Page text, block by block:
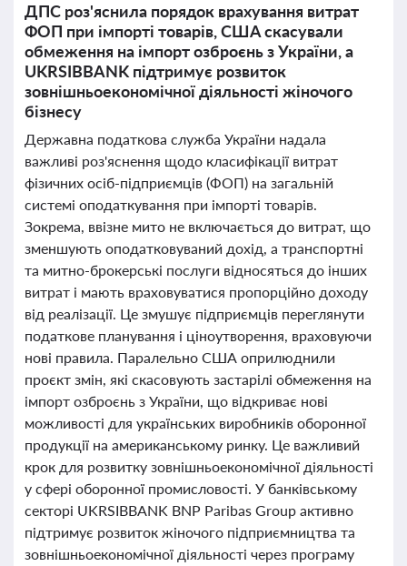
ДПС роз'яснила порядок врахування витрат
ФОП при імпорті товарів, США скасували
обмеження на імпорт озброєнь з України, а
UKRSIBBANK підтримує розвиток
зовнішньоекономічної діяльності жіночого
бізнесу
Державна податкова служба України надала
важливі роз'яснення щодо класифікації витрат
фізичних осіб-підприємців (ФОП) на загальній
системі оподаткування при імпорті товарів.
Зокрема, ввізне мито не включається до витрат, що
зменшують оподатковуваний дохід, а транспортні
та митно-брокерські послуги відносяться до інших
витрат і мають враховуватися пропорційно доходу
від реалізації. Це змушує підприємців переглянути
податкове планування і ціноутворення, враховуючи
нові правила. Паралельно США оприлюднили
проєкт змін, які скасовують застарілі обмеження на
імпорт озброєнь з України, що відкриває нові
можливості для українських виробників оборонної
продукції на американському ринку. Це важливий
крок для розвитку зовнішньоекономічної діяльності
у сфері оборонної промисловості. У банківському
секторі UKRSIBBANK BNP Paribas Group активно
підтримує розвиток жіночого підприємництва та
зовнішньоекономічної діяльності через програму